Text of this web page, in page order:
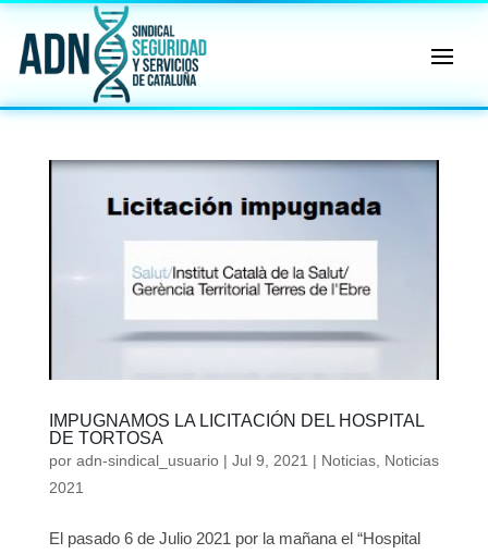
IMPUGNAMOS LA LICITACIÓN DEL HOSPITAL
DE TORTOSA
por adn-sindical_usuario| Jul 9, 2021 | Noticias, Noticias
2021
El pasado 6 de Julio 2021 por la mañana el “Hospital
✖
Sindical
ℹ️ Consulta General a Sede (Email)
🤖 Dudas Rápidas del Convenio (IA)
📊 Herramienta: Tabla Salarial PDF
✊ Trámite: Afiliarse al Sindicato
📍 Info: Horarios y Contacto Sede